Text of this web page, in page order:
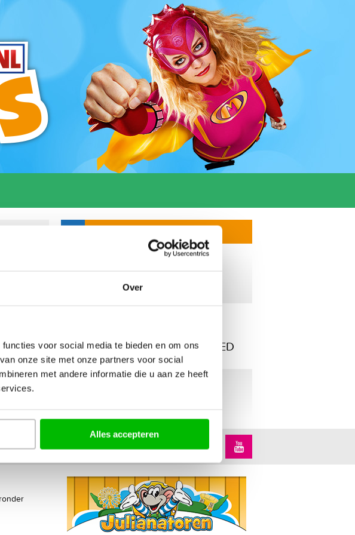
Over
voor social media te bieden en om ons
onze site met onze partners voor social
met andere informatie die u aan ze heeft
Alles accepteren
ZONET:
AUTOMATISCH
EIND GOED AL GOED